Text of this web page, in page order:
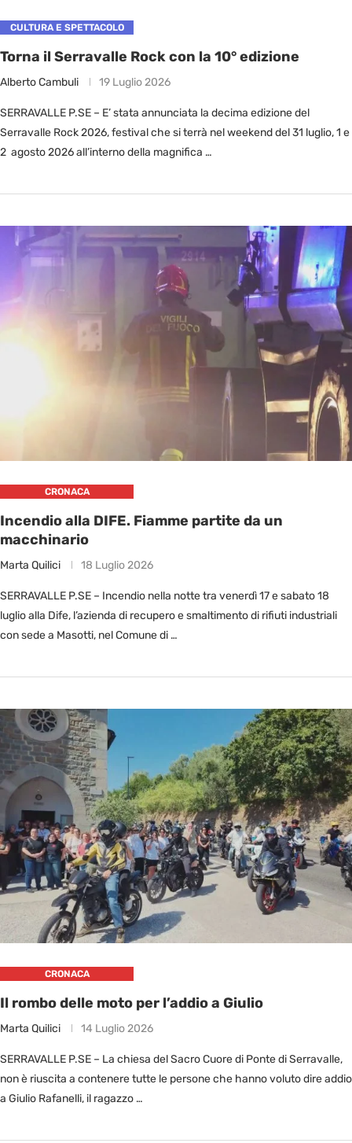
CULTURA E SPETTACOLO
Torna il Serravalle Rock con la 10° edizione
Alberto Cambuli 19 Luglio 2026
SERRAVALLE P.SE – E’ stata annunciata la decima edizione del
Serravalle Rock 2026, festival che si terrà nel weekend del 31 luglio, 1 e
2 agosto 2026 all’interno della magnifica …
CRONACA
Incendio alla DIFE. Fiamme partite da un
macchinario
Marta Quilici 18 Luglio 2026
SERRAVALLE P.SE – Incendio nella notte tra venerdì 17 e sabato 18
luglio alla Dife, l’azienda di recupero e smaltimento di rifiuti industriali
con sede a Masotti, nel Comune di …
CRONACA
Il rombo delle moto per l’addio a Giulio
Marta Quilici 14 Luglio 2026
SERRAVALLE P.SE – La chiesa del Sacro Cuore di Ponte di Serravalle,
non è riuscita a contenere tutte le persone che hanno voluto dire addio
a Giulio Rafanelli, il ragazzo …